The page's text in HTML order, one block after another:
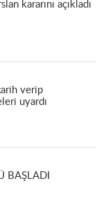
kararını açıkladı
verip
uyardı
BAŞLADI